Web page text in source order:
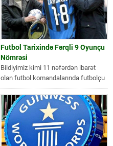
Futbol Tarixində Fərqli 9 Oyunçu
Nömrəsi
Bildiyimiz kimi 11 nəfərdən ibarət
olan futbol komandalarında futbolçu
geyimlərinin arxasında yazılan
nömrələr adətən 1-dən...